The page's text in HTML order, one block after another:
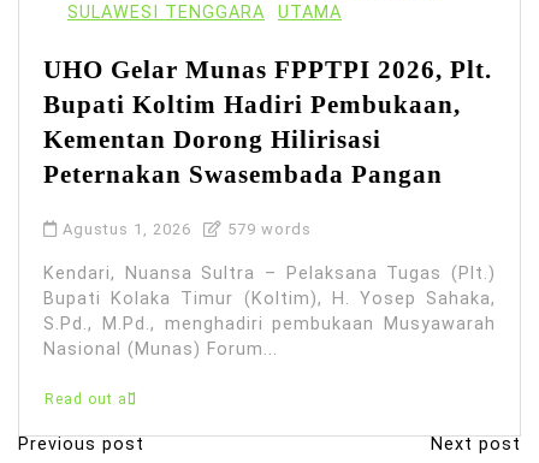
SULAWESI TENGGARA
UTAMA
UHO Gelar Munas FPPTPI 2026, Plt.
Bupati Koltim Hadiri Pembukaan,
Kementan Dorong Hilirisasi
Peternakan Swasembada Pangan
Agustus 1, 2026 579 words
Kendari, Nuansa Sultra – Pelaksana Tugas (Plt.)
Bupati Kolaka Timur (Koltim), H. Yosep Sahaka,
S.Pd., M.Pd., menghadiri pembukaan Musyawarah
Nasional (Munas) Forum...
Read out all
N
Previous post Next post